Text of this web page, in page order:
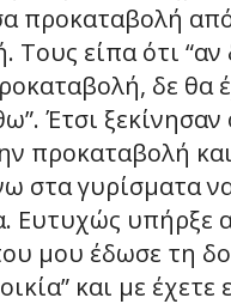
προκαταβολή
Τους είπα ότι “αν
δε θα
Έτσι
προκαταβολή
στα γυρίσματα
Ευτυχώς υπήρξε
μου έδωσε τη
και με έχετε